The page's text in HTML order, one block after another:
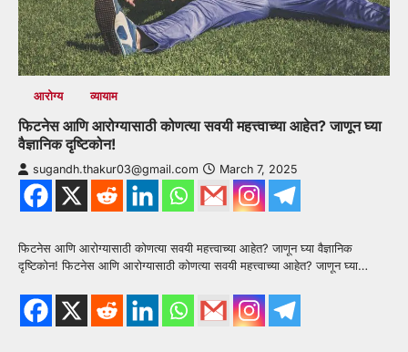
आरोग्य व्यायाम
फिटनेस आणि आरोग्यासाठी कोणत्या सवयी महत्त्वाच्या आहेत? जाणून घ्या
वैज्ञानिक दृष्टिकोन!
sugandh.thakur03@gmail.com March 7, 2025
फिटनेस आणि आरोग्यासाठी कोणत्या सवयी महत्त्वाच्या आहेत? जाणून घ्या वैज्ञानिक
दृष्टिकोन! फिटनेस आणि आरोग्यासाठी कोणत्या सवयी महत्त्वाच्या आहेत? जाणून घ्या…